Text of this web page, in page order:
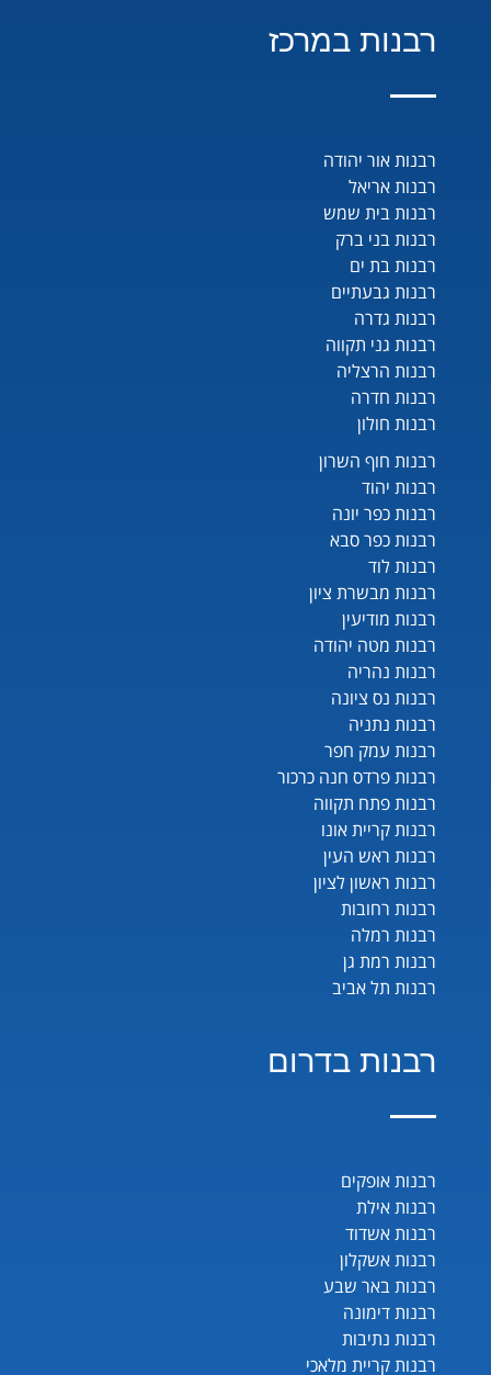
רבנות במרכז
רבנות אור יהודה
רבנות אריאל
רבנות בית שמש
רבנות בני ברק
רבנות בת ים
רבנות גבעתיים
רבנות גדרה
רבנות גני תקווה
רבנות הרצליה
רבנות חדרה
רבנות חולון
רבנות חוף השרון
רבנות יהוד
רבנות כפר יונה
רבנות כפר סבא
רבנות לוד
רבנות מבשרת ציון
רבנות מודיעין
רבנות מטה יהודה
רבנות נהריה
רבנות נס ציונה
רבנות נתניה
רבנות עמק חפר
רבנות פרדס חנה כרכור
רבנות פתח תקווה
רבנות קריית אונו
רבנות ראש העין
רבנות ראשון לציון
רבנות רחובות
רבנות רמלה
רבנות רמת גן
רבנות תל אביב
רבנות בדרום
רבנות אופקים
רבנות אילת
רבנות אשדוד
רבנות אשקלון
רבנות באר שבע
רבנות דימונה
רבנות נתיבות
רבנות קריית מלאכי